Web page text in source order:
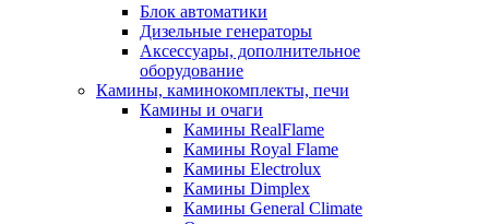
Блок автоматики
Дизельные генераторы
Аксессуары, дополнительное
оборудование
Камины, каминокомплекты, печи
Камины и очаги
Камины RealFlame
Камины Royal Flame
Камины Electrolux
Камины Dimplex
Камины General Climate